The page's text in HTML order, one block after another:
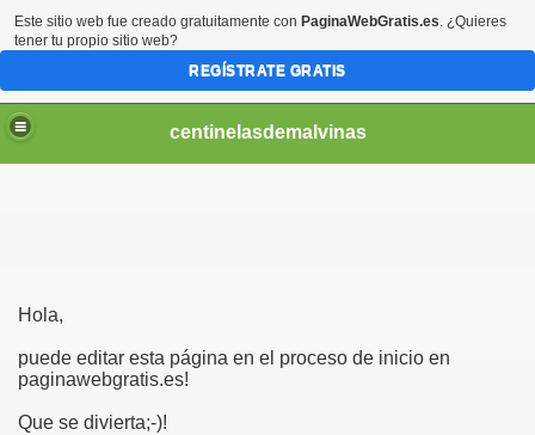
centinelasdemalvinas
Hola,
puede editar esta página en el proceso de inicio en
paginawebgratis.es!
Que se divierta;-)!
Este sitio web fue creado gratuitamente con PaginaWebGratis.es. ¿Quieres
tener tu propio sitio web?
REGÍSTRATE GRATIS